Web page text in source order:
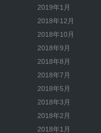
2019年1月
2018年12月
2018年10月
2018年9月
2018年8月
2018年7月
2018年5月
2018年3月
2018年2月
2018年1月